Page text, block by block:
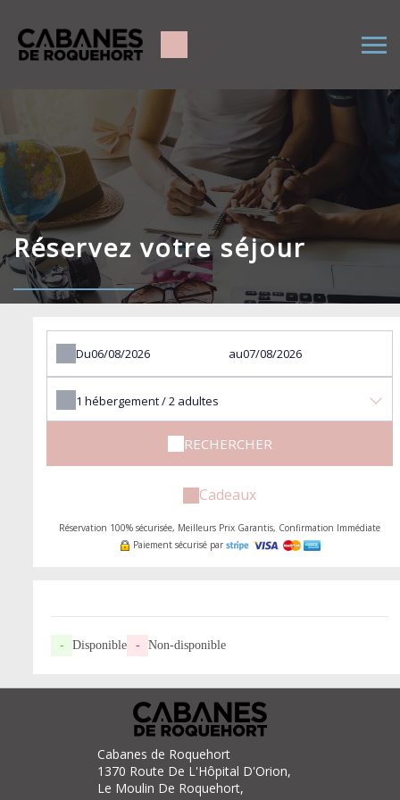
Réservez votre séjour
Du au
1hébergement /2 adultes
RECHERCHER
Cadeaux
Réservation 100% sécurisée, Meilleurs Prix Garantis, Confirmation Immédiate
Paiement sécurisé par
- Disponible - Non-disponible
Cabanes de Roquehort
1370 Route De L'Hôpital D'Orion,
Le Moulin De Roquehort,